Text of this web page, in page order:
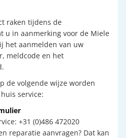
raken tijdens de
u in aanmerking voor de Miele
het aanmelden van uw
meldcode en het
de volgende wijze worden
service:
+31 (0)486 472020
reparatie aanvragen? Dat kan